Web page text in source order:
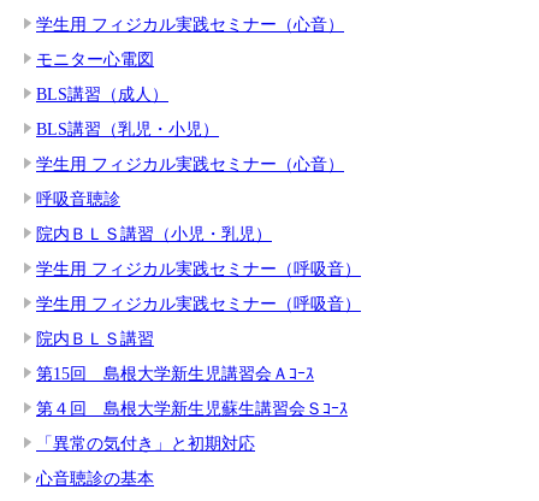
学生用 フィジカル実践セミナー（心音）
モニター心電図
BLS講習（成人）
BLS講習（乳児・小児）
学生用 フィジカル実践セミナー（心音）
呼吸音聴診
院内ＢＬＳ講習（小児・乳児）
学生用 フィジカル実践セミナー（呼吸音）
学生用 フィジカル実践セミナー（呼吸音）
院内ＢＬＳ講習
第15回 島根大学新生児講習会Ａｺｰｽ
第４回 島根大学新生児蘇生講習会Ｓｺｰｽ
「異常の気付き」と初期対応
心音聴診の基本